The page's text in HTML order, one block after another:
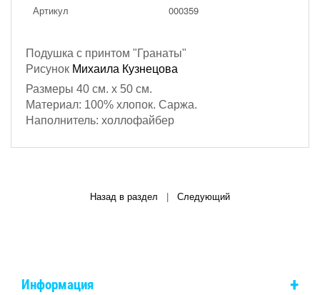
Артикул 000359
Подушка с принтом "Гранаты"
Рисунок Михаила Кузнецова
Размеры 40 см. х 50 см.
Материал: 100% хлопок. Саржа.
Наполнитель: холлофайбер
Назад в раздел Следующий
Информация +